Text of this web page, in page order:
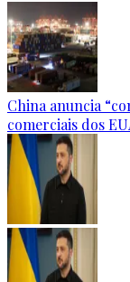
China anuncia
comerciais dos